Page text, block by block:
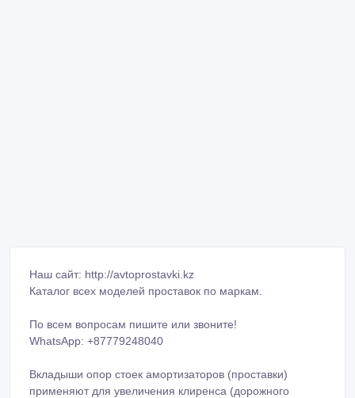
Наш сайт: http://avtoprostavki.kz
Каталог всех моделей проставок по маркам.
По всем вопросам пишите или звоните!
WhatsApp: +87779248040
Вкладыши опор стоек амортизаторов (проставки)
применяют для увеличения клиренса (дорожного